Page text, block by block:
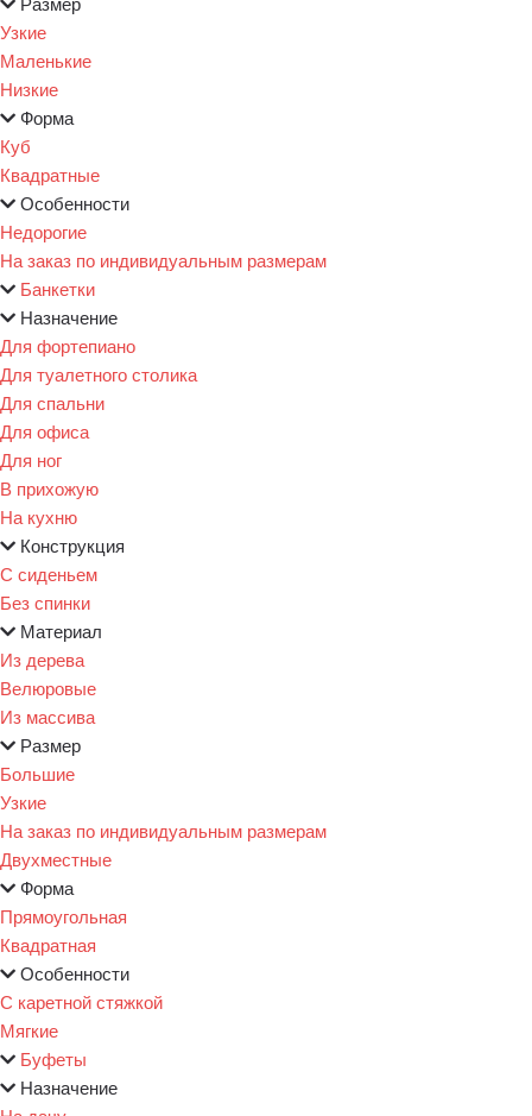
Узкие
Маленькие
Низкие
Форма
Куб
Квадратные
Особенности
Недорогие
На заказ по индивидуальным размерам
Банкетки
Назначение
Для фортепиано
Для туалетного столика
Для спальни
Для офиса
Для ног
В прихожую
На кухню
Конструкция
С сиденьем
Без спинки
Материал
Из дерева
Велюровые
Из массива
Размер
Большие
Узкие
На заказ по индивидуальным размерам
Двухместные
Форма
Прямоугольная
Квадратная
Особенности
С каретной стяжкой
Мягкие
Буфеты
Назначение